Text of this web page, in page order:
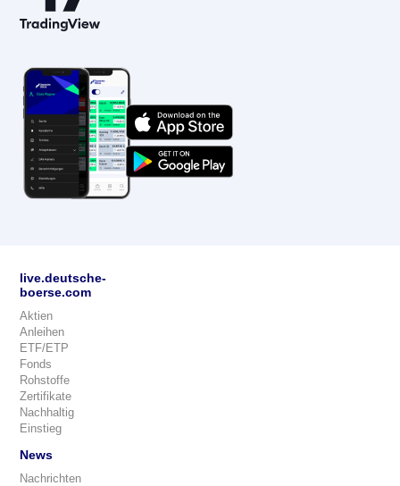
live.deutsche-
boerse.com
Aktien
Anleihen
ETF/ETP
Fonds
Rohstoffe
Zertifikate
Nachhaltig
Einstieg
News
Nachrichten